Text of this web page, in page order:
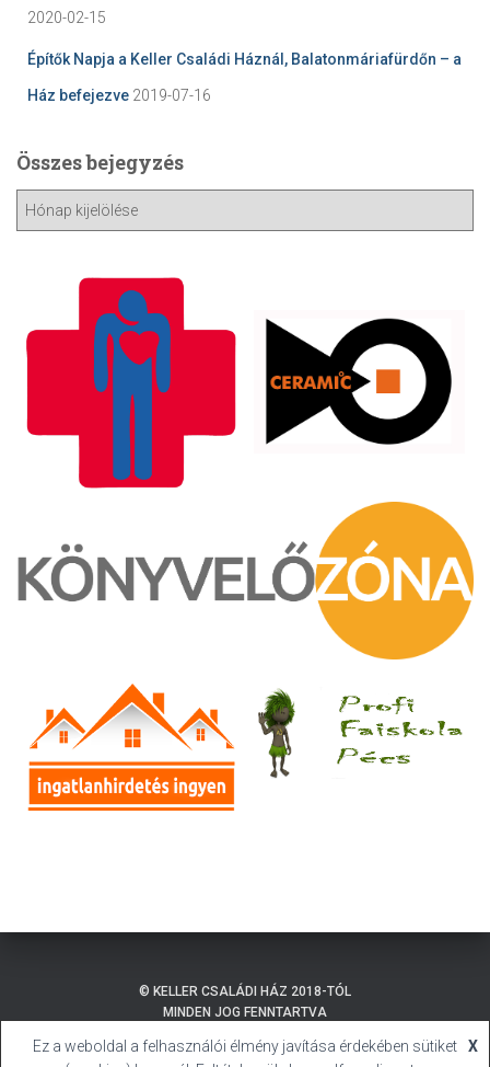
2020-02-15
Építők Napja a Keller Családi Háznál, Balatonmáriafürdőn – a
Ház befejezve 2019-07-16
Összes bejegyzés
© KELLER CSALÁDI HÁZ 2018-TÓL
MINDEN JOG FENNTARTVA
Ez a weboldal a felhasználói élmény javítása érdekében sütiket
X